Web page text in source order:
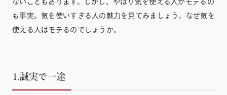
ないこともあります。しかし、やはり気を使える人がモテるの
も事実。気を使いすぎる人の魅力を見てみましょう。なぜ気を
使える人はモテるのでしょうか。
1.誠実で一途